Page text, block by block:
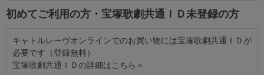
初めてご利用の方・宝塚歌劇共通ＩＤ未登録の方
キャトルレーヴオンラインでのお買い物には宝塚歌劇共通ＩＤが
必要です（登録無料）
宝塚歌劇共通ＩＤの詳細は こちら＞